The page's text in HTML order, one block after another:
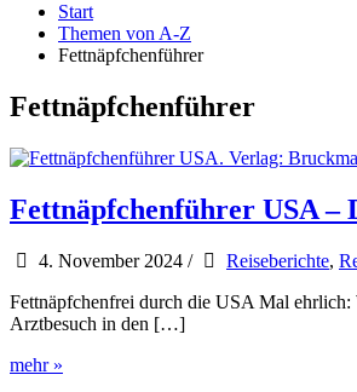
Start
Themen von A-Z
Fettnäpfchenführer
Fettnäpfchenführer
Fettnäpfchenführer USA –
4. November 2024 / Reiseberichte,
Fettnäpfchenfrei durch die USA Mal ehrlich:
Arztbesuch in den […]
Fettnäpfchenführer
mehr »